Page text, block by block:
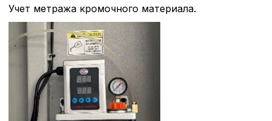
Учет метража кромочного материала.